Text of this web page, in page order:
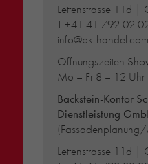
Lettenstrasse 11d |
T+41 41 792 02
info@bk-handel.com
Öffnungszeiten
Mo – Fr 8 – 12
Backstein-Kontor
Dienstleistung
(Fassadenplanung/
Lettenstrasse 11d |